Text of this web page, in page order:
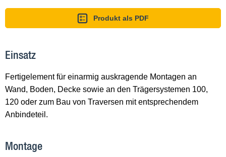
Produkt als PDF
Einsatz
Fertigelement für einarmig auskragende Montagen an
Wand, Boden, Decke sowie an den Trägersystemen 100,
120 oder zum Bau von Traversen mit entsprechendem
Anbindeteil.
Montage